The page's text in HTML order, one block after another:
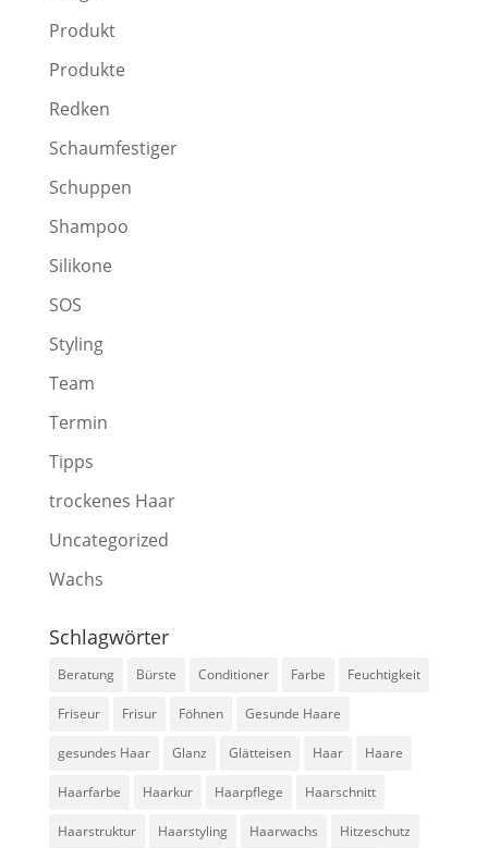
Produkt
Produkte
Redken
Schaumfestiger
Schuppen
Shampoo
Silikone
SOS
Styling
Team
Termin
Tipps
trockenes Haar
Uncategorized
Wachs
Schlagwörter
Beratung Bürste Conditioner Farbe Feuchtigkeit
Friseur Frisur Föhnen Gesunde Haare
gesundes Haar Glanz Glätteisen Haar Haare
Haarfarbe Haarkur Haarpflege Haarschnitt
Haarstruktur Haarstyling Haarwachs Hitzeschutz